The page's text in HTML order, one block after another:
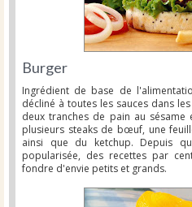
Burger
Ingrédient de base de
décliné à toutes les sauces dans
deux tranches de pain au
plusieurs steaks de bœuf, une
ainsi que du ketchup. Depuis
popularisée, des recettes par
fondre d'envie petits et grands.